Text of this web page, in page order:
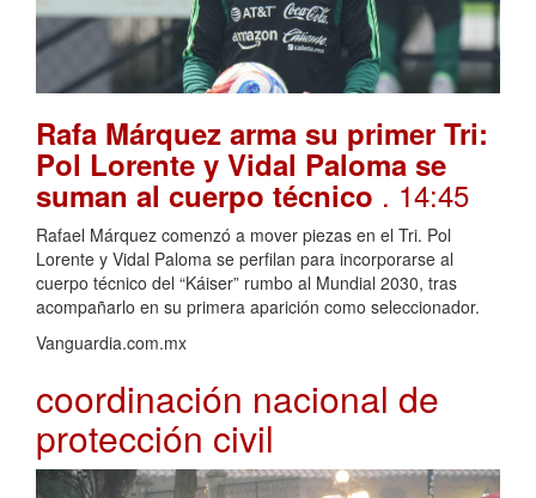
Rafa Márquez arma su primer Tri:
Pol Lorente y Vidal Paloma se
suman al cuerpo técnico . 14:45
Rafael Márquez comenzó a mover piezas en el Tri. Pol
Lorente y Vidal Paloma se perfilan para incorporarse al
cuerpo técnico del “Káiser” rumbo al Mundial 2030, tras
acompañarlo en su primera aparición como seleccionador.
Vanguardia.com.mx
coordinación nacional de
protección civil